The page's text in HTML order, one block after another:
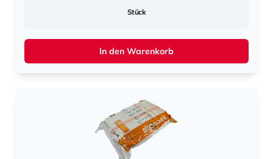
Stück
In den Warenkorb